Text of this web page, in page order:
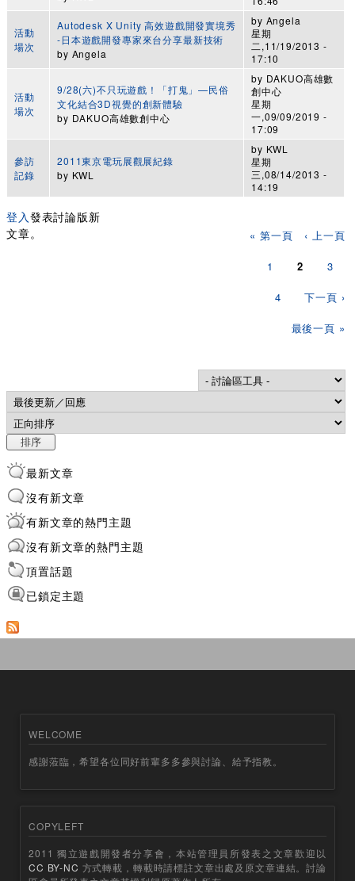
活動
場次
Autodesk X Unity 高效遊戲開發實境秀
-日本遊戲開發專家來台分享最新技術
by Angela
by Angela
星期
二,11/19/2013 -
17:10
活動
場次
9/28(六)不只玩遊戲！「打鬼」—民俗
文化結合3D視覺的創新體驗
by DAKUO高雄數創中心
by DAKUO高雄數
創中心
星期
一,09/09/2019 -
17:09
參訪
記錄
2011東京電玩展觀展紀錄
by KWL
by KWL
星期
三,08/14/2013 -
14:19
登入 發表討論版新
文章。
頁面
« 第一頁 ‹ 上一頁
1 2 3
4 下一頁 ›
最後一頁 »
Order by
排序
最新文章
沒有新文章
有新文章的熱門主題
沒有新文章的熱門主題
頂置話題
已鎖定主題
WELCOME
感謝蒞臨，希望各位同好前輩多多參與討論、給予指教。
COPYLEFT
2011 獨立遊戲開發者分享會，本站管理員所發表之文章歡迎以
CC BY-NC 方式轉載，轉載時請標註文章出處及原文章連結。討論